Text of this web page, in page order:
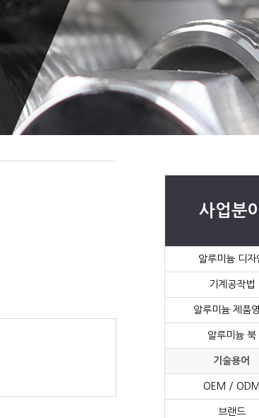
사업분
알루미늄 디자
기계공작법
알루미늄 제품
알루미늄 북
기술용어
OEM /
브랜드